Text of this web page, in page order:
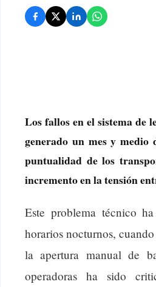
Los fallos en el sistema de
generado un mes y
puntualidad de los
incremento en la tensión
Este problema técnico
horarios nocturnos,
la apertura manual de
operadoras ha sido